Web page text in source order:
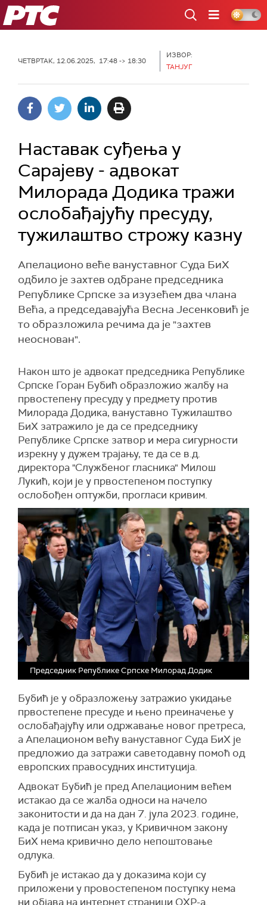
РТС
ЧЕТВРТАК, 12.06.2025, 17:48 -> 18:30
ИЗВОР:
ТАНЈУГ
Наставак суђења у
Сарајеву - адвокат
Милорада Додика тражи
ослобађајућу пресуду,
тужилаштво строжу казну
Апелационо веће вануставног Суда БиХ
одбило је захтев одбране председника
Републике Српске за изузећем два члана
Већа, а председавајућа Весна Јесенковић је
то образложила речима да је "захтев
неоснован".
Након што је адвокат председника Републике
Српске Горан Бубић образложио жалбу на
првостепену пресуду у предмету против
Милорада Додика, вануставно Тужилаштво
БиХ затражило је да се председнику
Републике Српске затвор и мера сигурности
изрекну у дужем трајању, те да се в.д.
директора "Службеног гласника" Милош
Лукић, који је у првостепеном поступку
ослобођен оптужби, прогласи кривим.
Председник Републике Српске Милорад Додик
Бубић је у образложењу затражио укидање
првостепене пресуде и њено преиначење у
ослобађајућу или одржавање новог претреса,
а Апелационом већу вануставног Суда БиХ је
предложио да затражи саветодавну помоћ од
европских правосудних институција.
Адвокат Бубић је пред Апелационим већем
истакао да се жалба односи на начело
законитости и да на дан 7. јула 2023. године,
када је потписан указ, у Кривичном закону
БиХ нема кривично дело непоштовање
одлука.
Бубић је истакао да у доказима који су
приложени у провостепеном поступку нема
ни објава на интернет страници ОХР-а.